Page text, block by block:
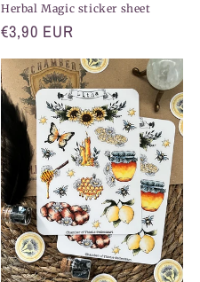
Herbal Magic sticker sheet
Normaler
Preis
€3,90 EUR